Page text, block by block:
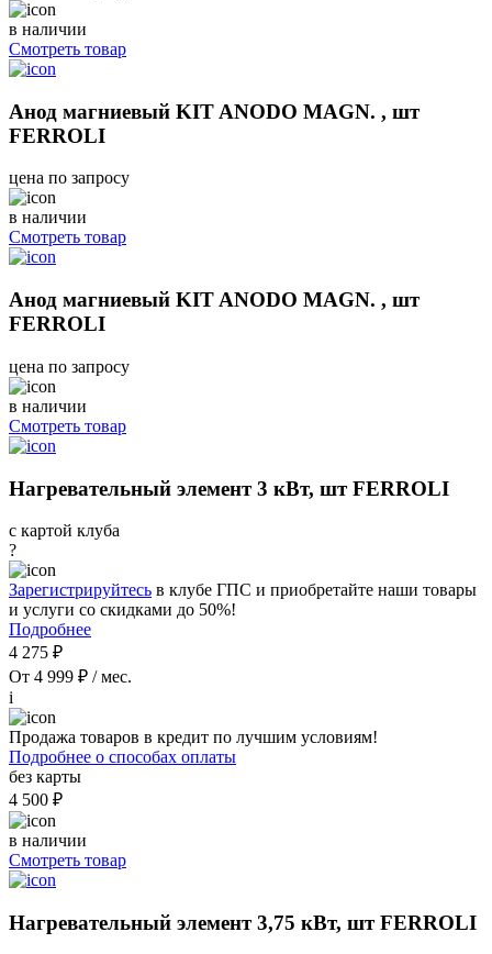
в наличии
Смотреть товар
Анод магниевый KIT ANODO MAGN. , шт
FERROLI
цена по запросу
в наличии
Смотреть товар
Анод магниевый KIT ANODO MAGN. , шт
FERROLI
цена по запросу
в наличии
Смотреть товар
Нагревательный элемент 3 кВт, шт FERROLI
с картой клуба
?
Зарегистрируйтесь в клубе ГПС и приобретайте наши товары
и услуги со скидками до 50%!
Подробнее
4 275 ₽
От 4 999 ₽ / мес.
i
Продажа товаров в кредит по лучшим условиям!
Подробнее о способах оплаты
без карты
4 500 ₽
в наличии
Смотреть товар
Нагревательный элемент 3,75 кВт, шт FERROLI